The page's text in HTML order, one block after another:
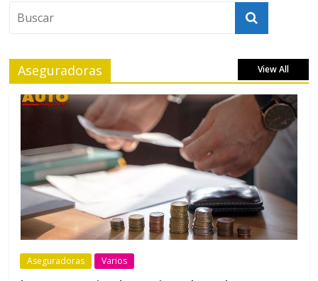
Aseguradoras View All
Aseguradoras Varios